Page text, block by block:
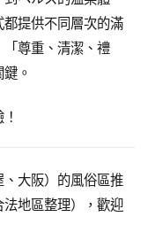
提供不同層次的滿
「尊重、清潔、禮
。
大阪）的風俗區推
地區整理），歡迎